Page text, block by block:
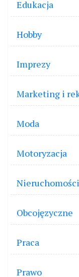
Edukacja
Hobby
Imprezy
Marketing i
Moda
Motoryzacja
Nieruchomości
Obcojęzyczne
Praca
Prawo